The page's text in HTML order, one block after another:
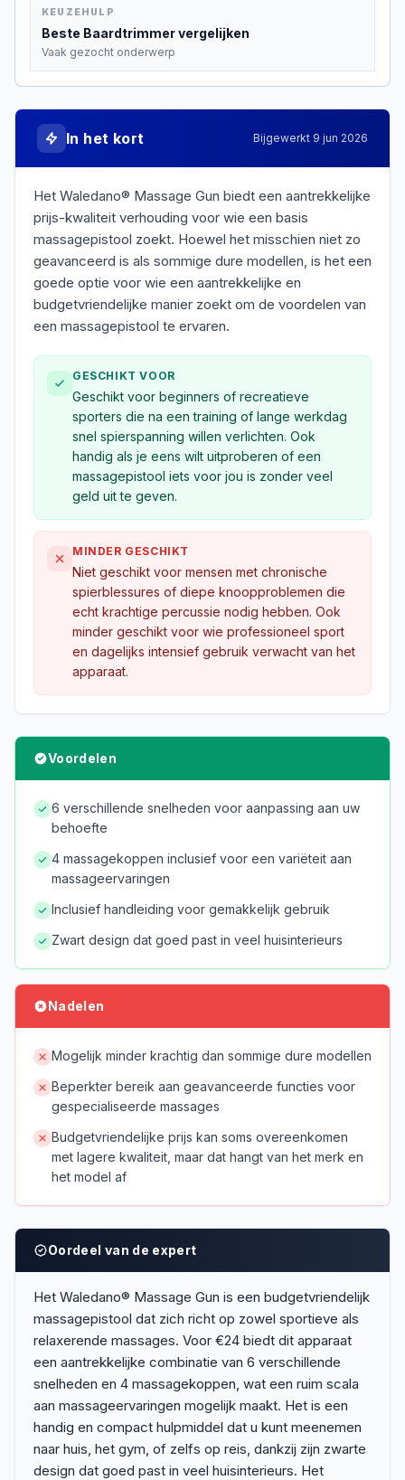
KEUZEHULP
Beste Baardtrimmervergelijken
Vaak gezocht onderwerp
In het kort Bijgewerkt 9 jun 2026
Het Waledano® Massage Gun biedt een aantrekkelijke
prijs-kwaliteit verhouding voor wie een basis
massagepistool zoekt. Hoewel het misschien niet zo
geavanceerd is als sommige dure modellen, is het een
goede optie voor wie een aantrekkelijke en
budgetvriendelijke manier zoekt om de voordelen van
een massagepistool te ervaren.
GESCHIKT VOOR
Geschikt voor beginners of recreatieve
sporters die na een training of lange werkdag
snel spierspanning willen verlichten. Ook
handig als je eens wilt uitproberen of een
massagepistool iets voor jou is zonder veel
geld uit te geven.
MINDER GESCHIKT
Niet geschikt voor mensen met chronische
spierblessures of diepe knoopproblemen die
echt krachtige percussie nodig hebben. Ook
minder geschikt voor wie professioneel sport
en dagelijks intensief gebruik verwacht van het
apparaat.
Voordelen
6 verschillende snelheden voor aanpassing aan uw
behoefte
4 massagekoppen inclusief voor een variëteit aan
massageervaringen
Inclusief handleiding voor gemakkelijk gebruik
Zwart design dat goed past in veel huisinterieurs
Nadelen
Mogelijk minder krachtig dan sommige dure modellen
Beperkter bereik aan geavanceerde functies voor
gespecialiseerde massages
Budgetvriendelijke prijs kan soms overeenkomen
met lagere kwaliteit, maar dat hangt van het merk en
het model af
Oordeel van de expert
Het Waledano® Massage Gun is een budgetvriendelijk
massagepistool dat zich richt op zowel sportieve als
relaxerende massages. Voor €24 biedt dit apparaat
een aantrekkelijke combinatie van 6 verschillende
snelheden en 4 massagekoppen, wat een ruim scala
aan massageervaringen mogelijk maakt. Het is een
handig en compact hulpmiddel dat u kunt meenemen
naar huis, het gym, of zelfs op reis, dankzij zijn zwarte
design dat goed past in veel huisinterieurs. Het